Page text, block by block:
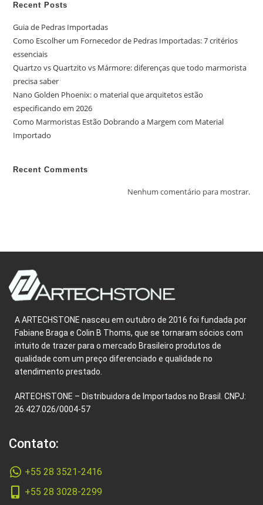
Recent Posts
Guia de Pedras Importadas
Como Escolher um Fornecedor de Pedras Importadas: 7 critérios
essenciais
Quartzo vs Quartzito vs Mármore: diferenças que todo marmorista
precisa saber
Nano Golden Phoenix: o material que arquitetos estão
especificando em 2026
Como Marmoristas Estão Dobrando a Margem com Material
Importado
Recent Comments
Nenhum comentário para mostrar.
A ARTECHSTONE nasceu em outubro de 2016 foi fundada por
Fabiane Braga e Colin B Thoms, que se tornaram sócios com
intuito de trazer para o mercado Brasileiro produtos de
qualidade com um preço diferenciado e qualidade no
atendimento prestado.
ARTECHSTONE – Distribuidora de Importados no Brasil. CNPJ:
26.427.026/0004-57
Contato:
+55 28 3521-2416
+55 28 3028-2299